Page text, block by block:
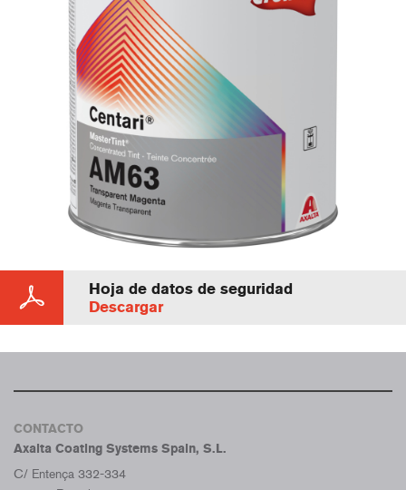
Hoja de datos de seguridad
Descargar
CONTACTO
Axalta Coating Systems Spain, S.L.
C/ Entença 332-334